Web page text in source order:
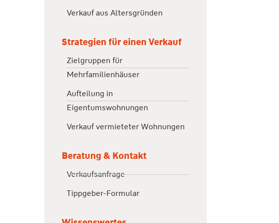
Verkauf aus Altersgründen
Strategien für einen Verkauf
Zielgruppen für
Mehrfamilienhäuser
Aufteilung in
Eigentumswohnungen
Verkauf vermieteter Wohnungen
Beratung & Kontakt
Verkaufsanfrage
Tippgeber-Formular